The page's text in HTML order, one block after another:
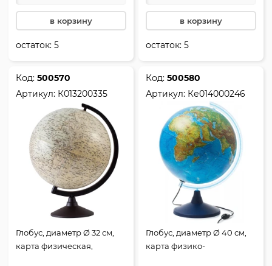
в корзину
остаток:5
в корзину
остаток:5
Код:500570
Артикул: К013200335
Глобус, диаметр Ø 32 см,
карта физическая,
Код:500580
Артикул: Ке014000246
Глобус, диаметр Ø 40 см,
карта физико-